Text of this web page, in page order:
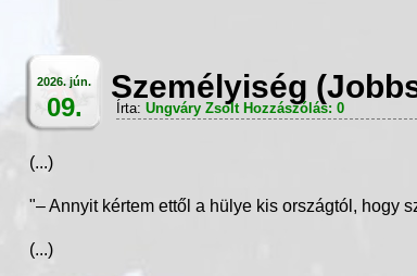
2026. jún.
09.
Személyiség
Írta: Ungváry Zsolt Hozzászólás: 0
(...)
"– Annyit kértem ettől a hülye kis országtól, hogy
(...)